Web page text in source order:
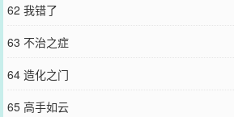
62 我错了
63 不治之症
64 造化之门
65 高手如云